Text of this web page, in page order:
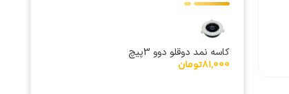
کاسه نمد دوقلو دوو 3پیچ
81,000تومان